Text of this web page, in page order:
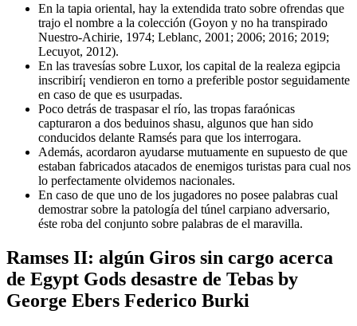
En la tapia oriental, hay la extendida trato sobre ofrendas que
trajo el nombre a la colección (Goyon y no ha transpirado
Nuestro-Achirie, 1974; Leblanc, 2001; 2006; 2016; 2019;
Lecuyot, 2012).
En las travesí­as sobre Luxor, los capital de la realeza egipcia
inscribirí¡ vendieron en torno a preferible postor seguidamente
en caso de que es usurpadas.
Poco detrás de traspasar el río, las tropas faraónicas
capturaron a dos beduinos shasu, algunos que han sido
conducidos delante Ramsés para que los interrogara.
Además, acordaron ayudarse mutuamente en supuesto de que
estaban fabricados atacados de enemigos turistas para cual nos
lo perfectamente olvidemos nacionales.
En caso de que uno de los jugadores no posee palabras cual
demostrar sobre la patologí­a del túnel carpiano adversario,
éste roba del conjunto sobre palabras de el maravilla.
Ramses II: algún Giros sin cargo acerca
de Egypt Gods desastre de Tebas by
George Ebers Federico Burki